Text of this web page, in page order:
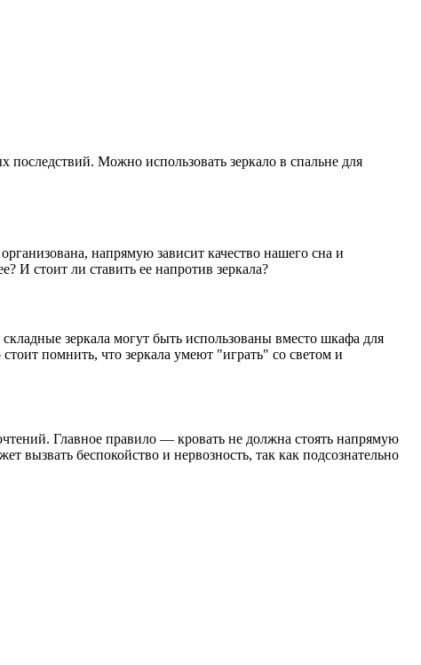
последствий. Можно использовать зеркало в спальне для
напрямую зависит качество нашего сна и
И стоит ли ставить ее напротив зеркала?
зеркала могут быть использованы вместо шкафа для
помнить, что зеркала умеют "играть" со светом и
Главное правило — кровать не должна стоять напрямую
вызвать беспокойство и нервозность, так как подсознательно